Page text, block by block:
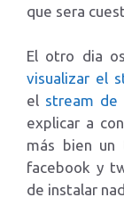
que sera
El otro dia
visualizar el
el stream
explicar a
más bien un
facebook y
de instalar